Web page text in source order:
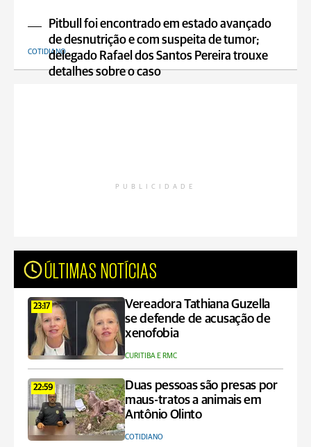
Pitbull foi encontrado em estado avançado
de desnutrição e com suspeita de tumor;
delegado Rafael dos Santos Pereira trouxe
detalhes sobre o caso
COTIDIANO
PUBLICIDADE
ÚLTIMAS NOTÍCIAS
23:17
Vereadora Tathiana Guzella
se defende de acusação de
xenofobia
CURITIBA E RMC
22:59
Duas pessoas são presas por
maus-tratos a animais em
Antônio Olinto
COTIDIANO